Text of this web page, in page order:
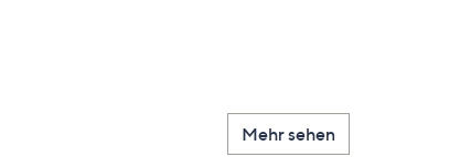
Mehr sehen